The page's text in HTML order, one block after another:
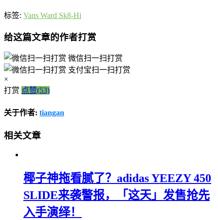
标签: Vans Ward Sk8-Hi
给这篇文章的作者打赏
微信扫一扫打赏
支付宝扫一扫打赏
×
打赏 点赞(53)
关于作者: tiangan
相关文章
椰子神拖看腻了？adidas YEEZY 450
SLIDE来袭警报，「这天」发售抢先
入手演绎！